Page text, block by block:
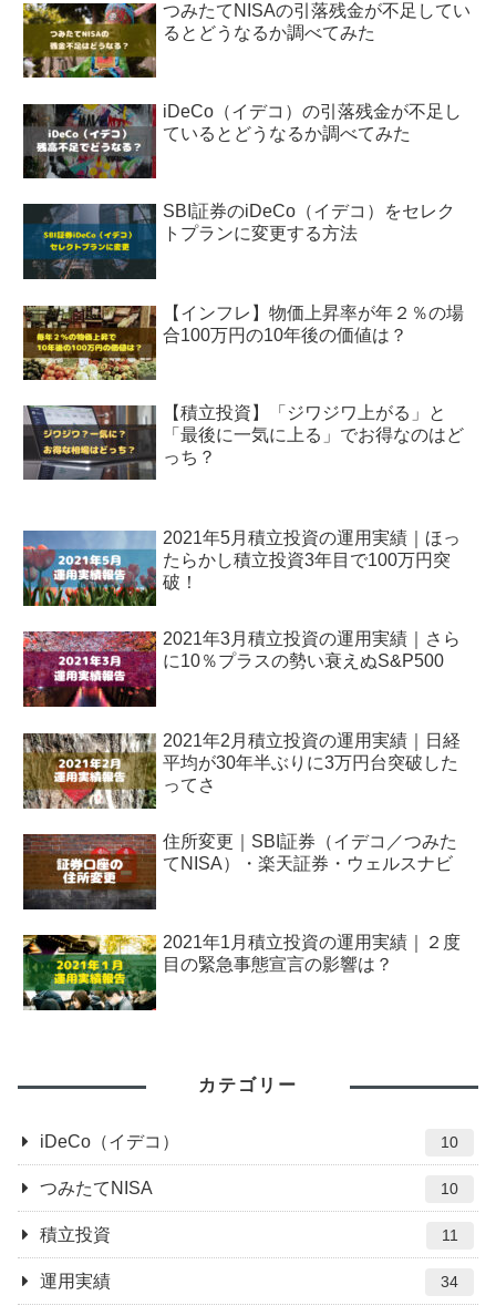
つみたてNISAの引落残金が不足してい
るとどうなるか調べてみた
iDeCo（イデコ）の引落残金が不足し
ているとどうなるか調べてみた
SBI証券のiDeCo（イデコ）をセレク
トプランに変更する方法
【インフレ】物価上昇率が年２％の場
合100万円の10年後の価値は？
【積立投資】「ジワジワ上がる」と
「最後に一気に上る」でお得なのはど
っち？
2021年5月積立投資の運用実績｜ほっ
たらかし積立投資3年目で100万円突
破！
2021年3月積立投資の運用実績｜さら
に10％プラスの勢い衰えぬS&P500
2021年2月積立投資の運用実績｜日経
平均が30年半ぶりに3万円台突破した
ってさ
住所変更｜SBI証券（イデコ／つみた
てNISA）・楽天証券・ウェルスナビ
2021年1月積立投資の運用実績｜２度
目の緊急事態宣言の影響は？
カテゴリー
iDeCo（イデコ） 10
つみたてNISA 10
積立投資 11
運用実績 34